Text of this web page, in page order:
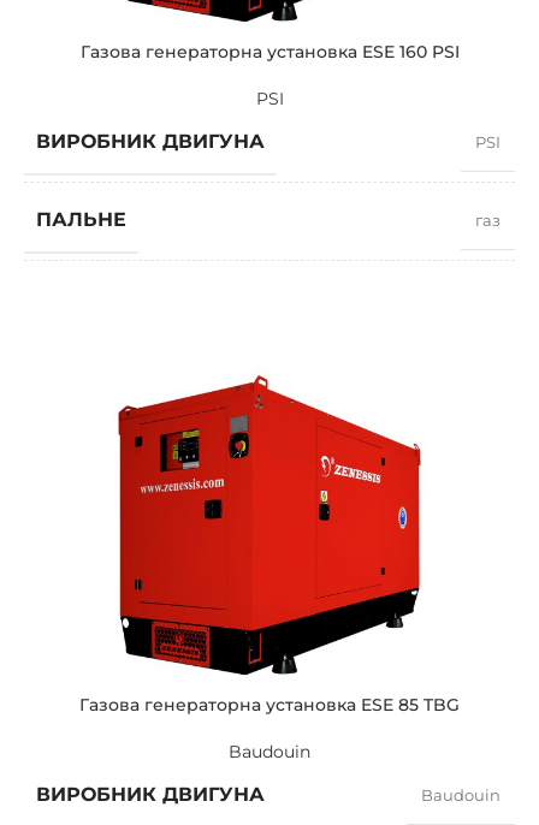
Газова генераторна установка ESE 160 PSI
PSI
ВИРОБНИК ДВИГУНА PSI
ПАЛЬНЕ газ
СИЛА СТРУМУ
ПОТУЖНІСТЬ (КВА)
Газова генераторна установка ESE 85 TBG
Baudouin
ВИРОБНИК ДВИГУНА Baudouin